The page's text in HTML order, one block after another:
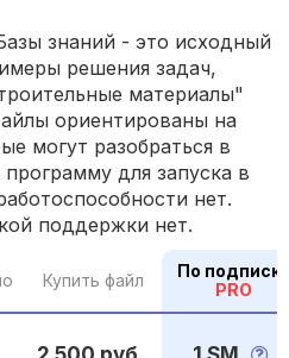
знаний - это исходный
решения задач,
материалы"
ориентированы на
могут разобраться в
для запуска в
нет.
поддержки нет.
Купить файл
По
PRO